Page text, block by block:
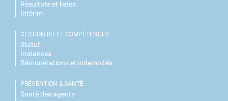
Résultats et listes
Intérim
GESTION RH ET COMPÉTENCES
Statut
Instances
Rémunérations et indemnités
PRÉVENTION & SANTÉ
Santé des agents